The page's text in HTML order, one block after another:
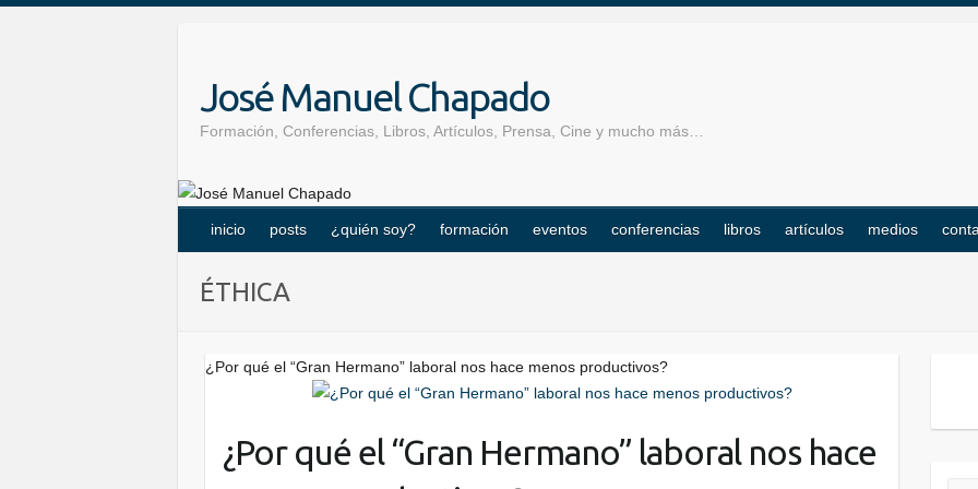
José Manuel Chapado
Formación, Conferencias, Libros, Artículos, Prensa, Cine y mucho más…
inicio posts ¿quién soy? formación eventos conferencias libros artículos medios
ÉTHICA
¿Por qué el “Gran Hermano” laboral nos hace menos productivos?
¿Por qué el “Gran Hermano” laboral nos hace